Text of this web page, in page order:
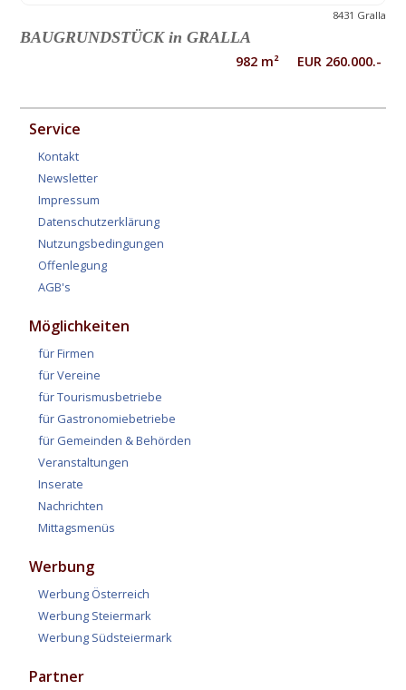
8431 Gralla
BAUGRUNDSTÜCK in GRALLA
982 m² EUR 260.000.-
Service
Kontakt
Newsletter
Impressum
Datenschutzerklärung
Nutzungsbedingungen
Offenlegung
AGB's
Möglichkeiten
für Firmen
für Vereine
für Tourismusbetriebe
für Gastronomiebetriebe
für Gemeinden & Behörden
Veranstaltungen
Inserate
Nachrichten
Mittagsmenüs
Werbung
Werbung Österreich
Werbung Steiermark
Werbung Südsteiermark
Partner